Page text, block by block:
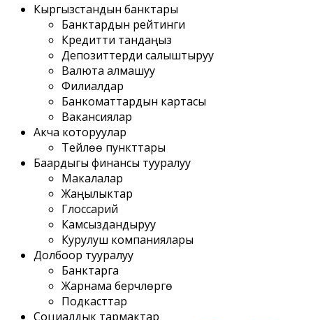
Кыргызстандын банктары
Банктардын рейтинги
Кредитти тандаңыз
Депозиттерди салыштыруу
Валюта алмашуу
Филиалдар
Банкоматтардын картасы
Вакансиялар
Акча которуулар
Тейлөө пункттары
Баардыгы финансы тууралуу
Макалалар
Жаңылыктар
Глоссарий
Камсыздандыруу
Курулуш компаниялары
Долбоор тууралуу
Банктарга
Жарнама берүүчүлөргө
Подкасттар
Социалдык тармактар